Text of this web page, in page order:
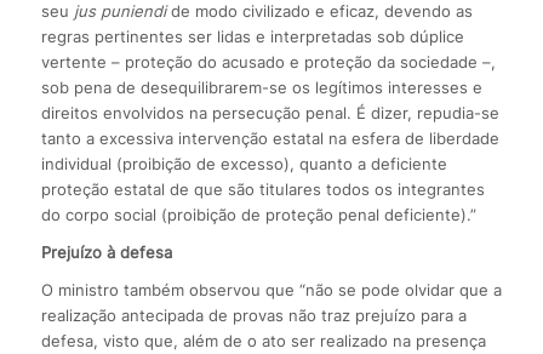
seu jus puniendide modo civilizado e eficaz, devendo as
regras pertinentes ser lidas e interpretadas sob dúplice
vertente – proteção do acusado e proteção da sociedade –,
sob pena de desequilibrarem-se os legítimos interesses e
direitos envolvidos na persecução penal. É dizer, repudia-se
tanto a excessiva intervenção estatal na esfera de liberdade
individual (proibição de excesso), quanto a deficiente
proteção estatal de que são titulares todos os integrantes
do corpo social (proibição de proteção penal deficiente).”
Prejuízo à defesa
O ministro também observou que “não se pode olvidar que a
realização antecipada de provas não traz prejuízo para a
defesa, visto que, além de o ato ser realizado na presença